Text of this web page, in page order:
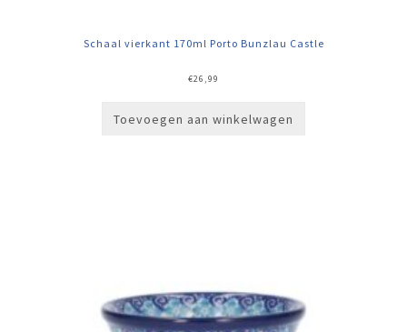
Schaal vierkant 170ml Porto Bunzlau Castle
€26,99
Toevoegen aan winkelwagen